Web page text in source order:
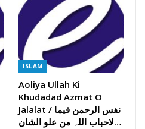
ISLAM
Aoliya Ullah Ki
Khudadad Azmat O
Jalalat / نفس الرحمن فیما
لاحباب اللہ من علو الشان…